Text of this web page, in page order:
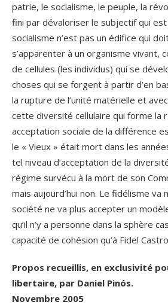
patrie, le socialisme, le peuple, la
fini par dévaloriser le subjectif qui est
socialisme n’est pas un édifice qui
s’apparenter à un organisme vivant,
de cellules (les individus) qui se
choses qui se forgent à partir d’en
la rupture de l’unité matérielle et
cette diversité cellulaire qui forme la
acceptation sociale de la différence
le « Vieux » était mort dans les
tel niveau d’acceptation de la
régime survécu à la mort de son
mais aujourd’hui non. Le fidélisme va
société ne va plus accepter un
qu’il n’y a personne dans la sphère
capacité de cohésion qu’à Fidel
Propos recueillis, en exclusivité
libertaire, par Daniel Pinós.
Novembre 2005